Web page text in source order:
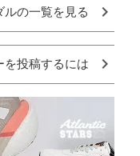
ルの一覧を見る
を投稿するには